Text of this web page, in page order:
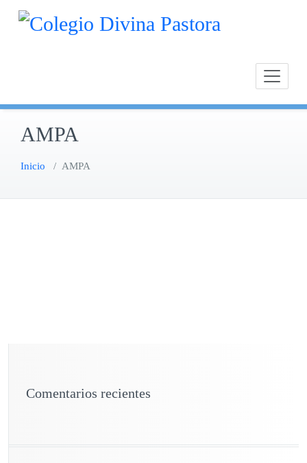
Saltar
AMPA
Inicio / AMPA
Comentarios recientes